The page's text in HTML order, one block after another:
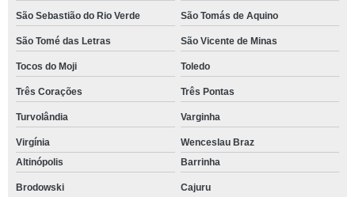
São Sebastião do Rio Verde São Tomás de Aquino
São Tomé das Letras São Vicente de Minas
Tocos do Moji Toledo
Três Corações Três Pontas
Turvolândia Varginha
Virgínia
Wenceslau Braz
Altinópolis
Barrinha
Brodowski Cajuru